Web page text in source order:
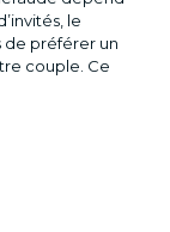
le
de préférer un
couple. Ce